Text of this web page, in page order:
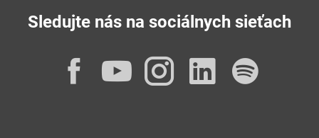
Sledujte nás na sociálnych sieťach
Facebook
YouTube
Instagram